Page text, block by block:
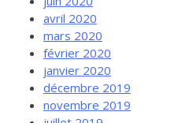
avril 2020
mars 2020
février 2020
janvier 2020
décembre 2019
novembre 2019